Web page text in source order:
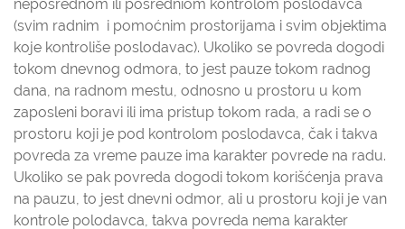
neposrednom ili posredniom kontrolom poslodavca
(svim radnim i pomoćnim prostorijama i svim objektima
koje kontroliše poslodavac). Ukoliko se povreda dogodi
tokom dnevnog odmora, to jest pauze tokom radnog
dana, na radnom mestu, odnosno u prostoru u kom
zaposleni boravi ili ima pristup tokom rada, a radi se o
prostoru koji je pod kontrolom poslodavca, čak i takva
povreda za vreme pauze ima karakter povrede na radu.
Ukoliko se pak povreda dogodi tokom korišćenja prava
na pauzu, to jest dnevni odmor, ali u prostoru koji je van
kontrole polodavca, takva povreda nema karakter